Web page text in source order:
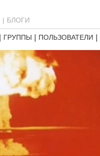
БЛОГИ
ГРУППЫ ПОЛЬЗОВАТЕЛИ